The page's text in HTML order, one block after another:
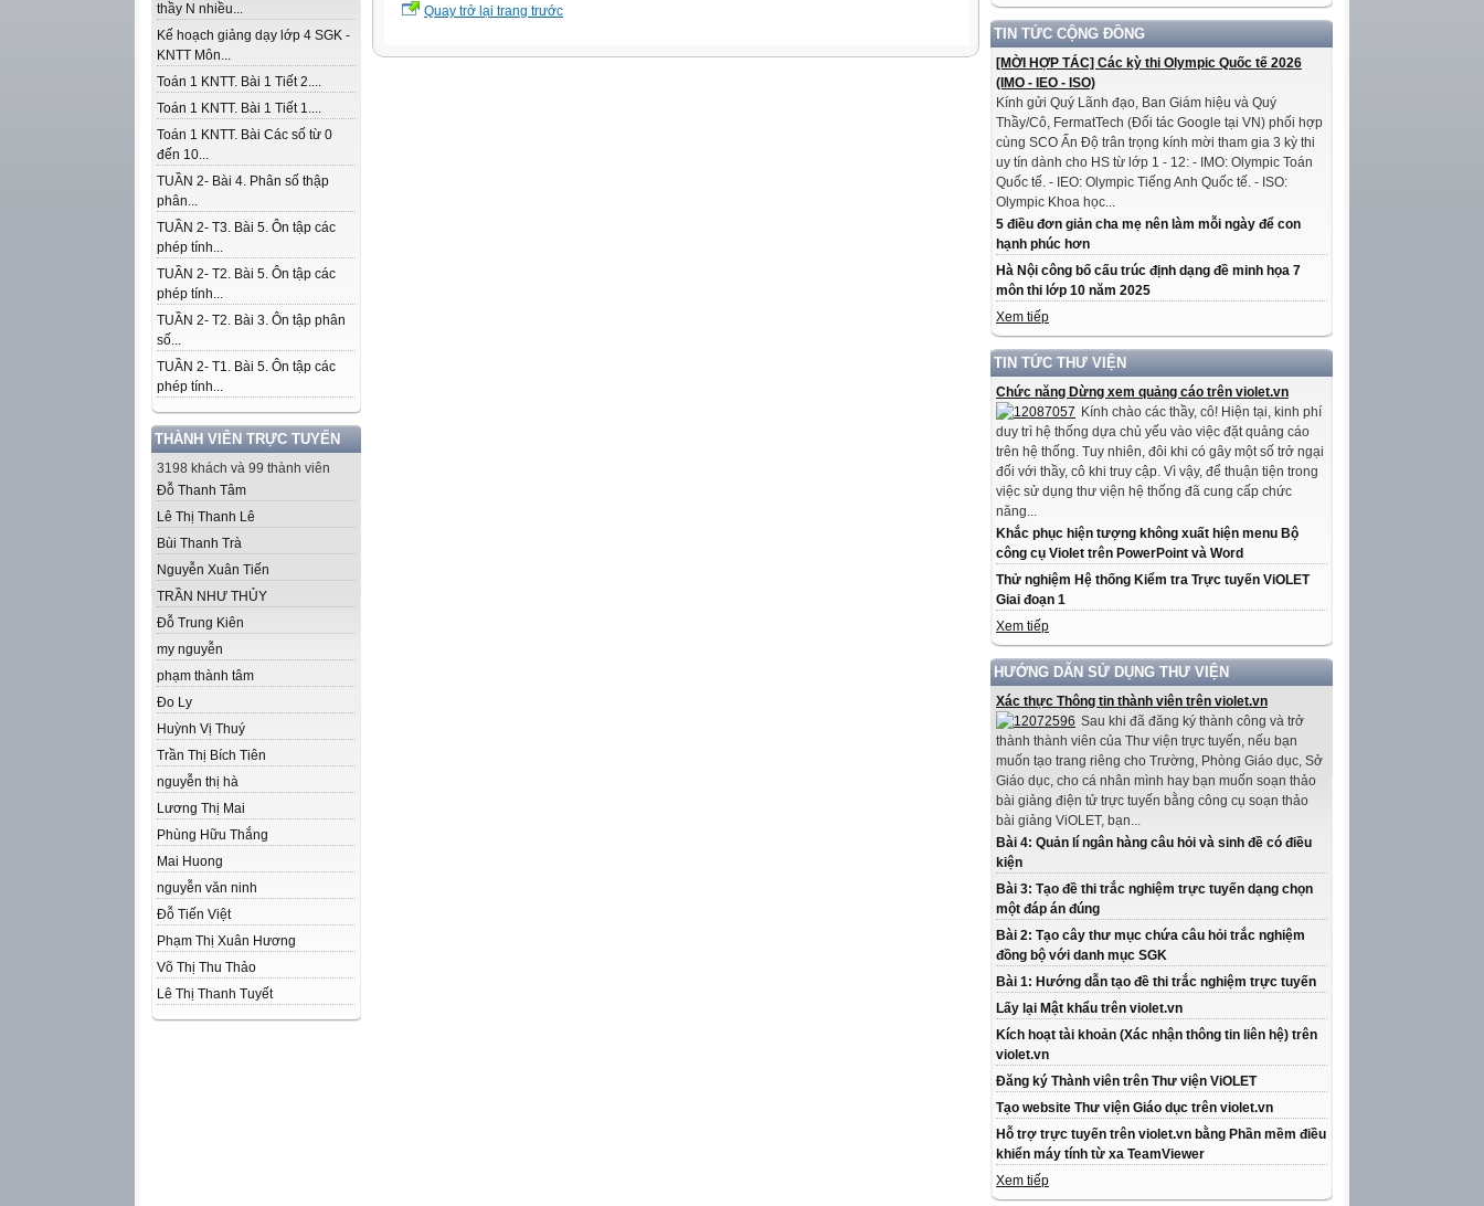
thầy N nhiều...
Kế hoạch giảng dạy lớp 4 SGK -
KNTT Môn...
Toán 1 KNTT. Bài 1 Tiết 2....
Toán 1 KNTT. Bài 1 Tiết 1....
Toán 1 KNTT. Bài Các số từ 0
đến 10...
TUẦN 2- Bài 4. Phân số thập
phân...
TUẦN 2- T3. Bài 5. Ôn tập các
phép tính...
TUẦN 2- T2. Bài 5. Ôn tập các
phép tính...
TUẦN 2- T2. Bài 3. Ôn tập phân
số...
TUẦN 2- T1. Bài 5. Ôn tập các
phép tính...
THÀNH VIÊN TRỰC TUYẾN
3198 khách và 99 thành viên
Đỗ Thanh Tâm
Lê Thị Thanh Lê
Bùi Thanh Trà
Nguyễn Xuân Tiến
TRẦN NHƯ THỦY
Đỗ Trung Kiên
my nguyễn
phạm thành tâm
Đo Ly
Huỳnh Vị Thuý
Trần Thị Bích Tiên
nguyễn thị hà
Lương Thị Mai
Phùng Hữu Thắng
Mai Huong
nguyễn văn ninh
Đỗ Tiến Việt
Phạm Thị Xuân Hương
Võ Thị Thu Thảo
Lê Thị Thanh Tuyết
TIN TỨC CỘNG ĐỒNG
[MỜI HỢP TÁC] Các kỳ thi Olympic Quốc tế 2026
(IMO - IEO - ISO)
Kính gửi Quý Lãnh đạo, Ban Giám hiệu và Quý
Thầy/Cô, FermatTech (Đối tác Google tại VN) phối hợp
cùng SCO Ấn Độ trân trọng kính mời tham gia 3 kỳ thi
uy tín dành cho HS từ lớp 1 - 12: - IMO: Olympic Toán
Quốc tế. - IEO: Olympic Tiếng Anh Quốc tế. - ISO:
Olympic Khoa học...
5 điều đơn giản cha mẹ nên làm mỗi ngày để con
hạnh phúc hơn
Hà Nội công bố cấu trúc định dạng đề minh họa 7
môn thi lớp 10 năm 2025
Xem tiếp
TIN TỨC THƯ VIỆN
Chức năng Dừng xem quảng cáo trên violet.vn
Kính chào các thầy, cô! Hiện tại, kinh phí
duy trì hệ thống dựa chủ yếu vào việc đặt quảng cáo
trên hệ thống. Tuy nhiên, đôi khi có gây một số trở ngại
đối với thầy, cô khi truy cập. Vì vậy, để thuận tiện trong
việc sử dụng thư viện hệ thống đã cung cấp chức
năng...
Khắc phục hiện tượng không xuất hiện menu Bộ
công cụ Violet trên PowerPoint và Word
Thử nghiệm Hệ thống Kiểm tra Trực tuyến ViOLET
Giai đoạn 1
Xem tiếp
HƯỚNG DẪN SỬ DỤNG THƯ VIỆN
Xác thực Thông tin thành viên trên violet.vn
Sau khi đã đăng ký thành công và trở
thành thành viên của Thư viện trực tuyến, nếu bạn
muốn tạo trang riêng cho Trường, Phòng Giáo dục, Sở
Giáo dục, cho cá nhân mình hay bạn muốn soạn thảo
bài giảng điện tử trực tuyến bằng công cụ soạn thảo
bài giảng ViOLET, bạn...
Bài 4: Quản lí ngân hàng câu hỏi và sinh đề có điều
kiện
Bài 3: Tạo đề thi trắc nghiệm trực tuyến dạng chọn
một đáp án đúng
Bài 2: Tạo cây thư mục chứa câu hỏi trắc nghiệm
đồng bộ với danh mục SGK
Bài 1: Hướng dẫn tạo đề thi trắc nghiệm trực tuyến
Lấy lại Mật khẩu trên violet.vn
Kích hoạt tài khoản (Xác nhận thông tin liên hệ) trên
violet.vn
Đăng ký Thành viên trên Thư viện ViOLET
Tạo website Thư viện Giáo dục trên violet.vn
Hỗ trợ trực tuyến trên violet.vn bằng Phần mềm điều
khiển máy tính từ xa TeamViewer
Xem tiếp
Quay trở lại trang trước